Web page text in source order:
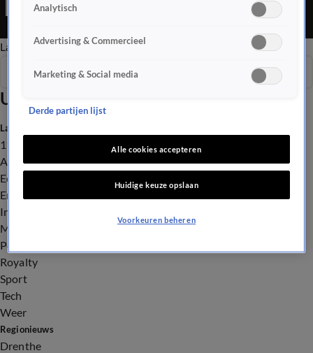
is een Nieuws programma
Late EditieOchtend EditieVroege Editie
Uitzendingen
Seizoen 2026
Laatste nieuws
112
Advies & Tips
Economie
Entertainment
Infrastructuur
Milieu en Gezondheid
Politiek
Royalty
Sport
Tech
Weer
Regionieuws
Drenthe
Analytisch
Advertising & Commercieel
Marketing & Social media
Derde partijen lijst
Alle cookies accepteren
Huidige keuze opslaan
Voorkeuren beheren